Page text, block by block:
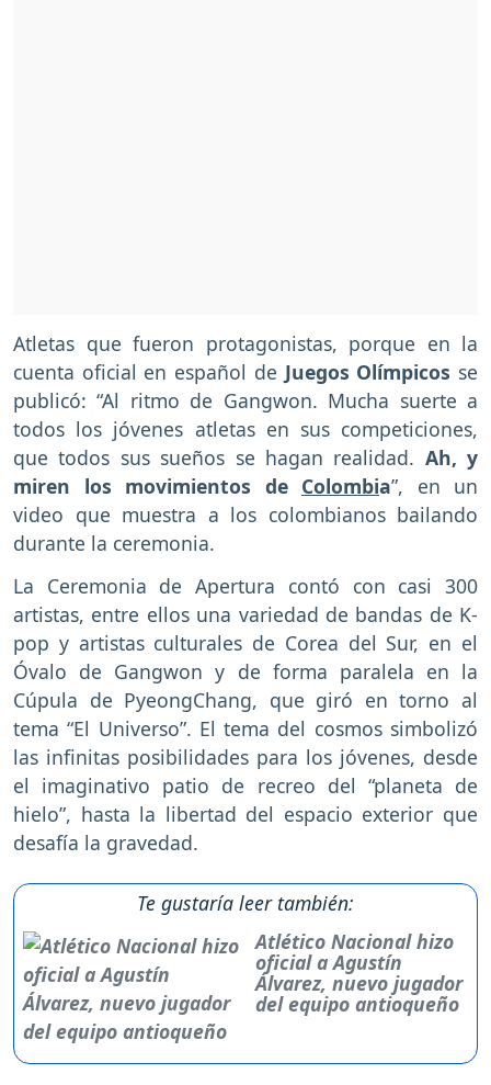
Atletas que fueron protagonistas, porque en la
cuenta oficial en español de Juegos Olímpicos se
publicó: “Al ritmo de Gangwon. Mucha suerte a
todos los jóvenes atletas en sus competiciones,
que todos sus sueños se hagan realidad. Ah, y
miren los movimientos de Colombia”, en un
video que muestra a los colombianos bailando
durante la ceremonia.
La Ceremonia de Apertura contó con casi 300
artistas, entre ellos una variedad de bandas de K-
pop y artistas culturales de Corea del Sur, en el
Óvalo de Gangwon y de forma paralela en la
Cúpula de PyeongChang, que giró en torno al
tema “El Universo”. El tema del cosmos simbolizó
las infinitas posibilidades para los jóvenes, desde
el imaginativo patio de recreo del “planeta de
hielo”, hasta la libertad del espacio exterior que
desafía la gravedad.
Te gustaría leer también:
Atlético Nacional hizo
oficial a Agustín
Álvarez, nuevo jugador
del equipo antioqueño